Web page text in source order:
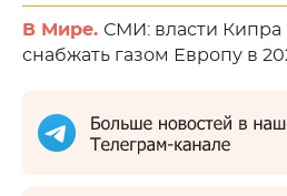
В Мире. СМИ: власти Кипра
снабжать газом Европу в